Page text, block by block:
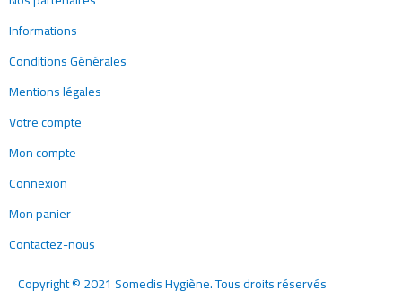
Informations
Conditions Générales
Mentions légales
Votre compte
Mon compte
Connexion
Mon panier
Contactez-nous
Copyright © 2021 Somedis Hygiène. Tous droits réservés